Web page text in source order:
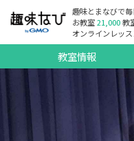
趣味とまなびで
お教室21,000教
オンラインレッ
教室情報